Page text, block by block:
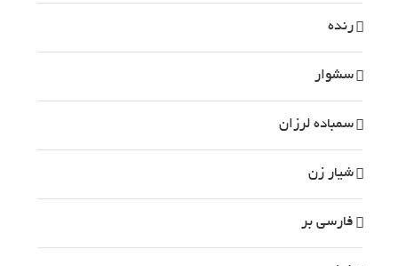
رنده
سشوار
سمباده لرزان
شیار زن
فارسی بر